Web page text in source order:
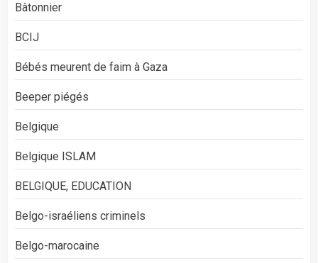
Bâtonnier
BCIJ
Bébés meurent de faim à Gaza
Beeper piégés
Belgique
Belgique ISLAM
BELGIQUE, EDUCATION
Belgo-israéliens criminels
Belgo-marocaine